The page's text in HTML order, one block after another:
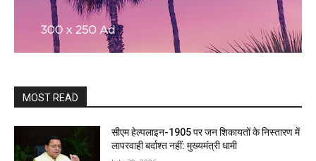
MOST READ
सीएम हेल्पलाइन-1905 पर जन शिकायतों के निस्तारण में
लापरवाही बर्दाश्त नहीं: मुख्यमंत्री धामी